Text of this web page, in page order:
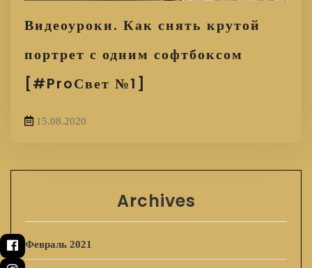
Видеоуроки. Как снять крутой
портрет с одним софтбоксом
[#ProСвет №1]
15.08.2020
Archives
Февраль 2021